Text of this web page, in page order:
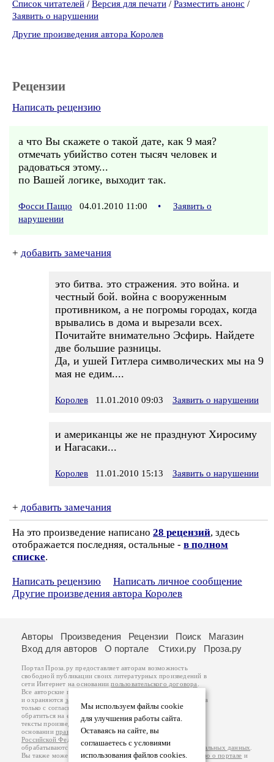
Список читателей / Версия для печати / Разместить анонс /
Заявить о нарушении
Другие произведения автора Королев
Рецензии
Написать рецензию
а что Вы скажете о такой дате, как 9 мая?
отмечать убийство сотен тысяч человек и
радоваться этому...
по Вашей логике, выходит так.
Фосси Паццо 04.01.2010 11:00 •
Заявить о
нарушении
+ добавить замечания
это битва. это стражения. это война. и
честный бой. война с вооруженным
противником, а не погромы городах, когда
врывались в дома и вырезали всех.
Почитайте внимательно Эсфирь. Найдете
две большие разницы.
Да, и ушей Гитлера символических мы на 9
мая не едим....
Королев 11.01.2010 09:03 Заявить о нарушении
и американцы же не празднуют Хиросиму
и Нагасаки...
Королев 11.01.2010 15:13 Заявить о нарушении
+ добавить замечания
На это произведение написано 28 рецензий, здесь
отображается последняя, остальные - в полном
списке.
Написать рецензию
Написать личное сообщение
Другие произведения автора Королев
Мы используем файлы cookie
для улучшения работы сайта.
Оставаясь на сайте, вы
соглашаетесь с условиями
использования файлов cookies.
Авторы Произведения Рецензии Поиск
Магазин
Вход для авторов
О портале Стихи.ру Проза.ру
Портал Проза.ру предоставляет авторам возможность
свободной публикации своих литературных произведений в
сети Интернет на основаниипользовательского договора
Все авторские права на произведения принадлежат авторам
и охраняются законом
. Перепечатка произведений возможна
только с согласия его автора, к которому вы можете
обратиться на его авторской странице. Ответственность за
тексты произведений авторы несут самостоятельно на
основанииправил публикацииизаконодательства
Российской Федерации
обрабатываются на основанииПолитики обработки персональных данных
Вы также можете посмотреть более подробнуюинформацию о портале и